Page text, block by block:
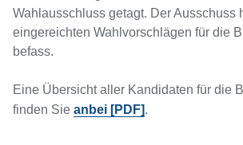
Wahlausschluss getagt. Der Ausschuss
eingereichten Wahlvorschlägen für die
befass.
Eine Übersicht aller Kandidaten für die
finden Sie anbei [PDF].